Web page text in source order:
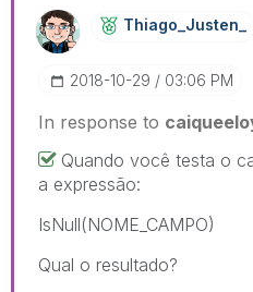
Thiago_Justen_
‎2018-10-29 03:06 PM
In response to
Quando você testa o
a expressão:
IsNull(NOME_CAMPO)
Qual o resultado?